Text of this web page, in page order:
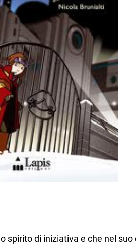
spirito di iniziativa e che nel